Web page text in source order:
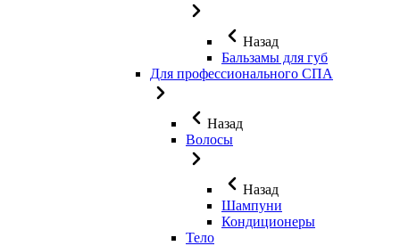
Назад
Бальзамы для губ
Для профессионального СПА
Назад
Волосы
Назад
Шампуни
Кондиционеры
Тело